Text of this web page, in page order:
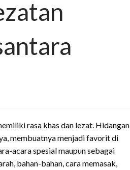
rasa khas dan lezat. Hidangan
membuatnya menjadi favorit di
acara spesial maupun sebagai
bahan-bahan, cara memasak,